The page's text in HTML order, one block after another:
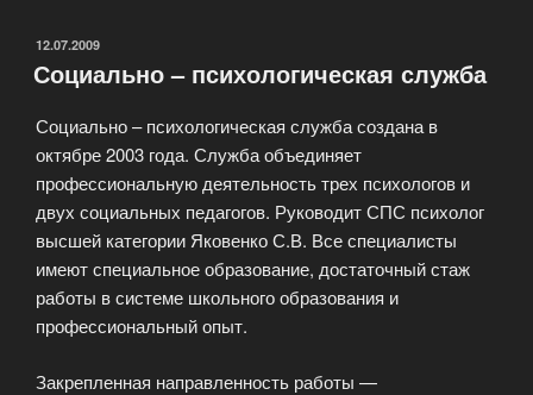
здоровья
гораздо
больше,
чем
врач»
ОПУБЛИКОВАНО
12.07.2009
Социально – психологическая служба
Социально – психологическая служба создана в
октябре 2003 года. Служба объединяет
профессиональную деятельность трех психологов и
двух социальных педагогов. Руководит СПС психолог
высшей категории Яковенко С.В. Все специалисты
имеют специальное образование, достаточный стаж
работы в системе школьного образования и
профессиональный опыт.
Закрепленная направленность работы —